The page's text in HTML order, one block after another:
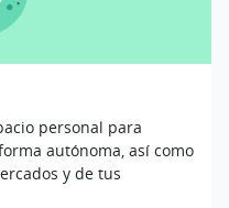
personal para
autónoma, así como
y de tus